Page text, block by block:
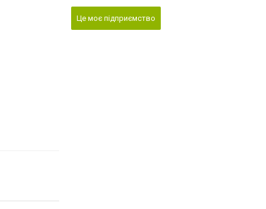
Це моє підприємство